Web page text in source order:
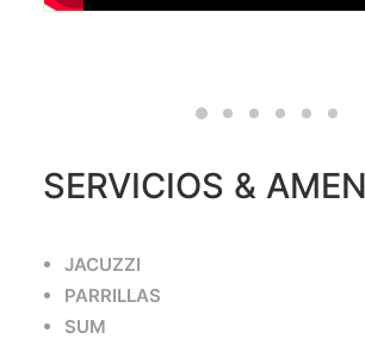
SERVICIOS &
JACUZZI
PARRILLAS
SUM